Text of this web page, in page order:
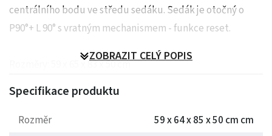
centrálního bodu ve středu sedáku. Sedák je otočný o
P90°+ L 90° s vratným mechanismem - funkce reset.
Rozměry: 59 x 65 x 83 x 50 cm
Hmotnost: 11 kg
ZOBRAZIT CELÝ POPIS
Specifikace produktu
Rozměr
59 x 64 x 85 x 50 cm cm